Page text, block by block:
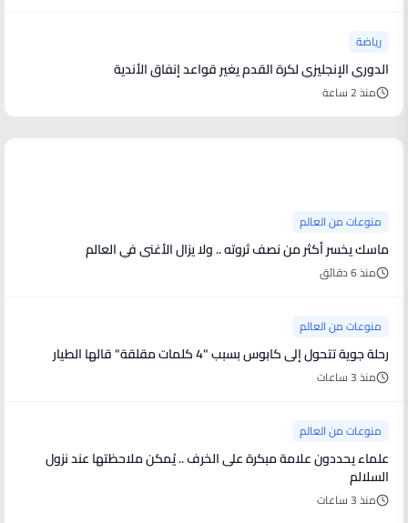
رياضة
الدوري الإنجليزي لكرة القدم يغير قواعد إنفاق الأندية
منذ 2 ساعة
منوعات من العالم
ماسك يخسر أكثر من نصف ثروته .. ولا يزال الأغنى في العالم
منذ 6 دقائق
منوعات من العالم
رحلة جوية تتحول إلى كابوس بسبب "4 كلمات مقلقة" قالها الطيار
منذ 3 ساعات
منوعات من العالم
علماء يحددون علامة مبكرة على الخرف .. يُمكن ملاحظتها عند نزول
السلالم
منذ 3 ساعات